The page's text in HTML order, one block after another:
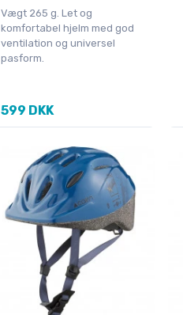
Vægt 265 g. Let og
komfortabel hjelm med god
ventilation og universel
pasform.
599 DKK